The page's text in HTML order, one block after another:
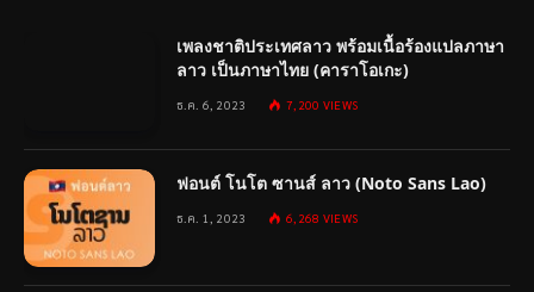
เพลงชาติประเทศลาว พร้อมเนื้อร้องแปลภาษา
ลาว เป็นภาษาไทย (คาราโอเกะ)
ธ.ค. 6, 2023 7,200 VIEWS
ฟอนต์ โนโต ซานส์ ลาว (Noto Sans Lao)
ธ.ค. 1, 2023 6,268 VIEWS